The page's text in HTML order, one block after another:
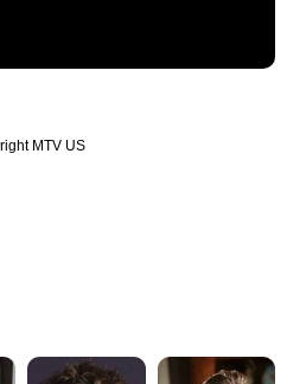
MTV US